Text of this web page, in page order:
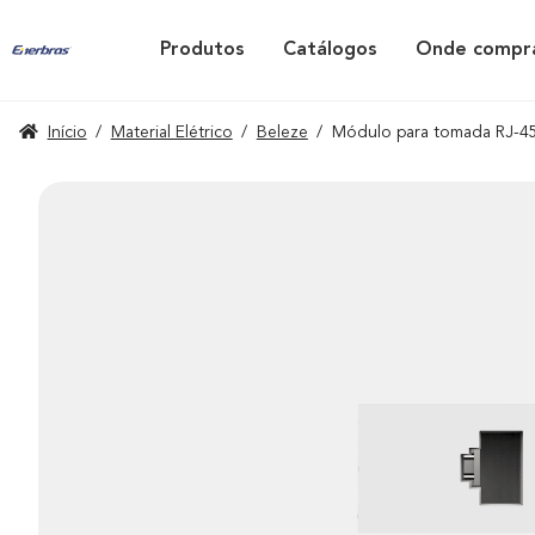
Produtos Catálogos Onde
Início / Material Elétrico / Beleze / Módulo para tomada RJ-